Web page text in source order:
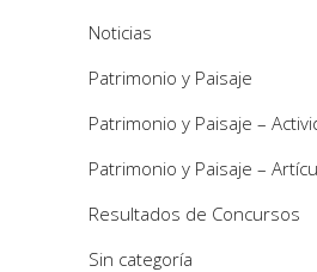
Noticias
Patrimonio y Paisaje
Patrimonio y Paisaje –
Patrimonio y Paisaje –
Resultados de Concursos
Sin categoría